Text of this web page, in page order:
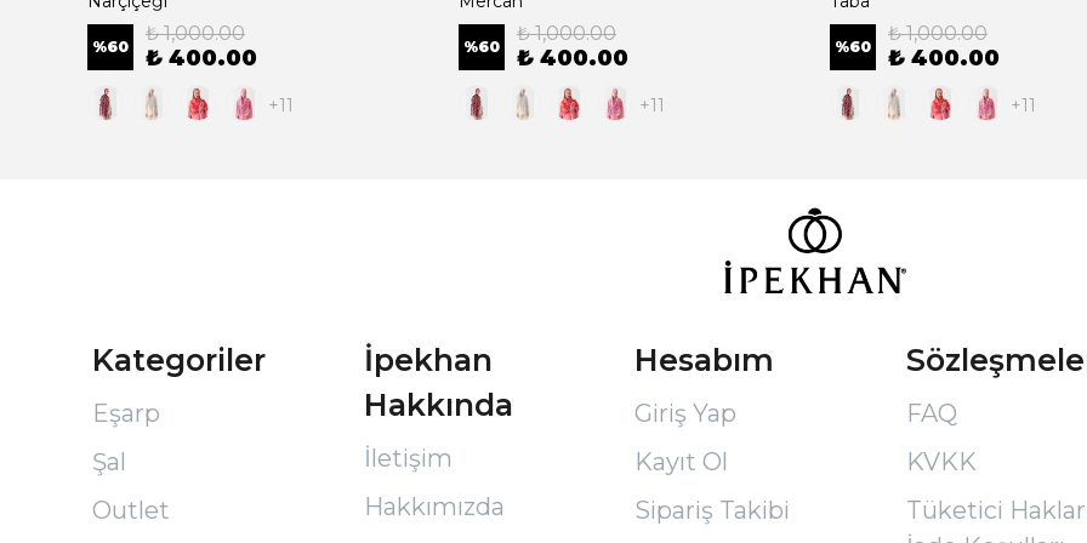
%60
₺ 1,000.00
₺ 400.00
+11
%60
₺ 1,000.00
₺ 400.00
+11
%60
₺ 1,000.00
₺ 400.00
+11
Kategoriler
Eşarp
Şal
Outlet
İpekhan
Hakkında
İletişim
Hakkımızda
Hesabım
Giriş Yap
Kayıt Ol
Sipariş Takibi
FAQ
KVKK
Tüketici